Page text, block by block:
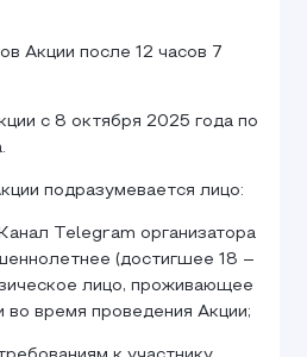
Акции после 12 часов 7
с 8 октября 2025 года по
подразумевается лицо:
Telegram организатора
(достигшее 18 –
лицо, проживающее
во время проведения Акции;